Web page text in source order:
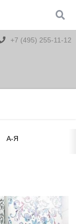
+7 (495) 255-11-12
А-Я